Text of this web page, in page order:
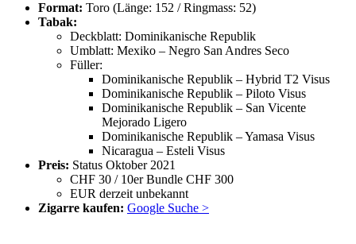
Format: Toro (Länge: 152 / Ringmass: 52)
Tabak:
Deckblatt: Dominikanische Republik
Umblatt: Mexiko – Negro San Andres Seco
Füller:
Dominikanische Republik – Hybrid T2 Visus
Dominikanische Republik – Piloto Visus
Dominikanische Republik – San Vicente
Mejorado Ligero
Dominikanische Republik – Yamasa Visus
Nicaragua – Esteli Visus
Preis: Status Oktober 2021
CHF 30 / 10er Bundle CHF 300
EUR derzeit unbekannt
Zigarre kaufen: Google Suche >